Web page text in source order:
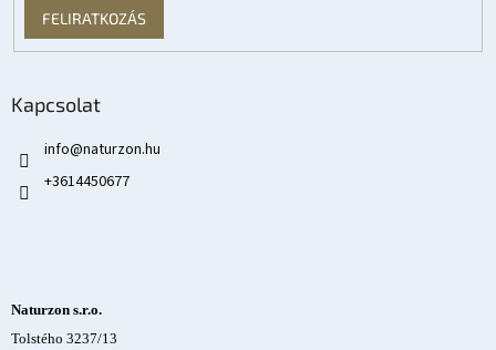
FELIRATKOZÁS
Kapcsolat
info@naturzon.hu
+3614450677
Naturzon s.r.o.
Tolstého 3237/13